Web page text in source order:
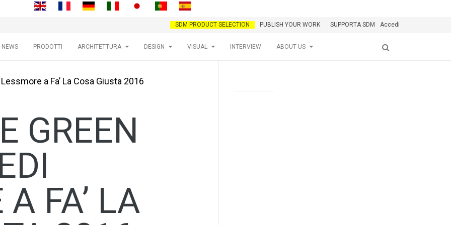
SDM PRODUCT SELECTION PUBLISH YOUR WORK SUPPORTA SDM Accedi
NEWS PRODOTTI ARCHITETTURA DESIGN VISUAL INTERVIEW ABOUT US
a Fa’ La Cosa Giusta 2016
GREEN
FA’ LA